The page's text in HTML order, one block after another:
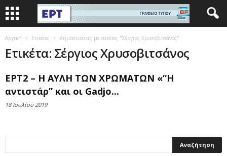
Αρχική Ετικέτες Δημοσιεύσεις με ετικέτες "Σέργιος Χρυσοβιτσάνος"
Ετικέτα: Σέργιος Χρυσοβιτσάνος
ΕΡΤ2 – Η ΑΥΛΗ ΤΩΝ ΧΡΩΜΑΤΩΝ «“Η
αντιστάρ” και οι Gadjo...
18 Ιουλίου 2019